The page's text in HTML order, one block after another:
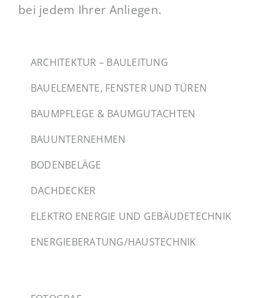
bei jedem Ihrer Anliegen.
ARCHITEKTUR – BAULEITUNG
BAUELEMENTE, FENSTER UND TÜREN
BAUMPFLEGE & BAUMGUTACHTEN
BAUUNTERNEHMEN
BODENBELÄGE
DACHDECKER
ELEKTRO ENERGIE UND GEBÄUDETECHNIK
ENERGIEBERATUNG/HAUSTECHNIK